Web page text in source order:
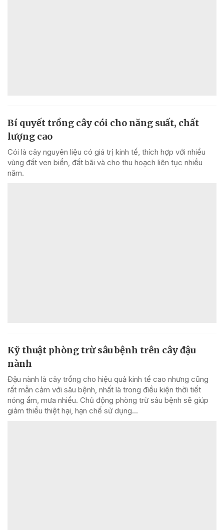
Bí quyết trồng cây cói cho năng suất, chất
lượng cao
Cói là cây nguyên liệu có giá trị kinh tế, thích hợp với nhiều
vùng đất ven biển, đất bãi và cho thu hoạch liên tục nhiều
năm.
Kỹ thuật phòng trừ sâu bệnh trên cây đậu
nành
Đậu nành là cây trồng cho hiệu quả kinh tế cao nhưng cũng
rất mẫn cảm với sâu bệnh, nhất là trong điều kiện thời tiết
nóng ẩm, mưa nhiều. Chủ động phòng trừ sâu bệnh sẽ giúp
giảm thiểu thiệt hại, hạn chế sử dụng...